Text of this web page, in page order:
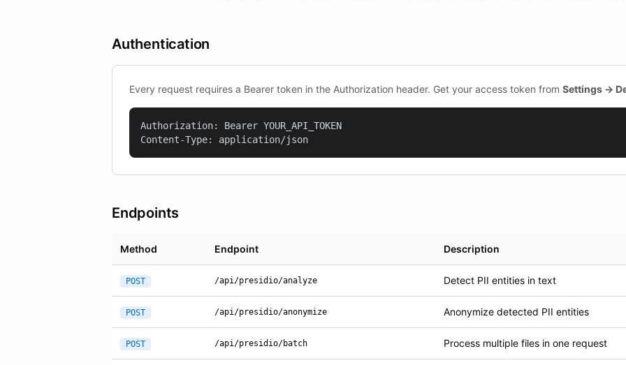
Authentication
Every request requires a Bearer token in the Authorization header. Get your access token from Settings →
Authorization: Bearer YOUR_API_TOKEN
Content-Type: application/json
Endpoints
Method Endpoint Description
POST /api/presidio/analyze Detect PII entities in text
POST /api/presidio/anonymize Anonymize detected PII entities
POST /api/presidio/batch Process multiple files in one request